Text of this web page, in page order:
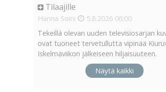
Tilaajille
Hanna Soini 5.8.2026 06:00
Tekeillä olevan uuden televisiosarjan
ovat tuoneet tervetullutta vipinää
Iskelmäviikon jälkeiseen hiljaisuuteen.
Näytä kaikki